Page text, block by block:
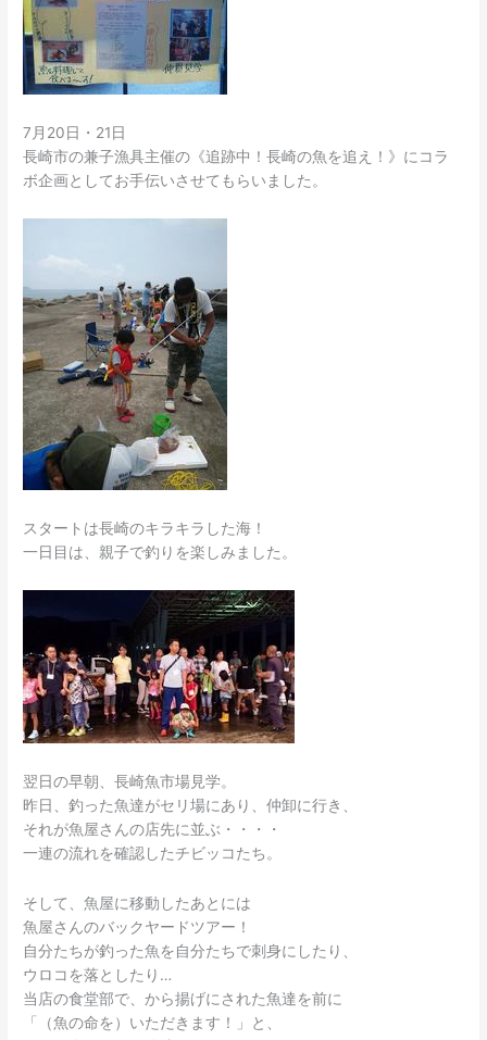
7月20日・21日
長崎市の兼子漁具主催の《追跡中！長崎の魚を追え！》にコラ
ボ企画としてお手伝いさせてもらいました。
スタートは長崎のキラキラした海！
一日目は、親子で釣りを楽しみました。
翌日の早朝、長崎魚市場見学。
昨日、釣った魚達がセリ場にあり、仲卸に行き、
それが魚屋さんの店先に並ぶ・・・・
一連の流れを確認したチビッコたち。
そして、魚屋に移動したあとには
魚屋さんのバックヤードツアー！
自分たちが釣った魚を自分たちで刺身にしたり、
ウロコを落としたり…
当店の食堂部で、から揚げにされた魚達を前に
「（魚の命を）いただきます！」と、